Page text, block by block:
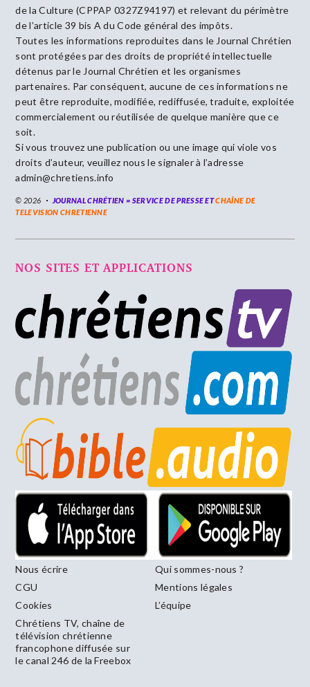
de la Culture (CPPAP 0327Z94197) et relevant du périmètre
de l’article 39 bis A du Code général des impôts.
Toutes les informations reproduites dans le Journal Chrétien
sont protégées par des droits de propriété intellectuelle
détenus par le Journal Chrétien et les organismes
partenaires. Par conséquent, aucune de ces informations ne
peut être reproduite, modifiée, rediffusée, traduite, exploitée
commercialement ou réutilisée de quelque manière que ce
soit.
Si vous trouvez une publication ou une image qui viole vos
droits d’auteur, veuillez nous le signaler à l’adresse
admin@chretiens.info
© 2026 JOURNAL CHRÉTIEN = SERVICE DE PRESSE ETCHAÎNE DE
TELEVISION CHRETIENNE
NOS SITES ET APPLICATIONS
Nous écrire
Qui sommes-nous ?
CGU
Mentions légales
Cookies
L’équipe
Chrétiens TV, chaîne de
télévision chrétienne
francophone diffusée sur
le canal 246 de la Freebox